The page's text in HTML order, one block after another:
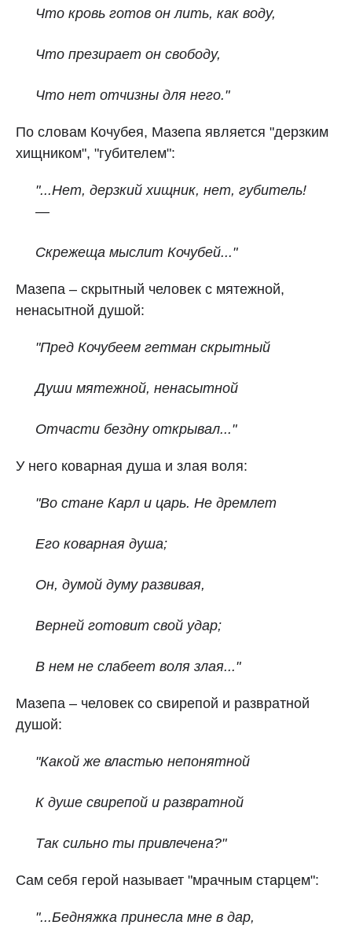
Что кровь готов он лить, как воду,
Что презирает он свободу,
Что нет отчизны для него."
По словам Кочубея, Мазепа является "дерзким
хищником", "губителем":
"...Нет, дерзкий хищник, нет, губитель!
—
Скрежеща мыслит Кочубей..."
Мазепа – скрытный человек с мятежной,
ненасытной душой:
"Пред Кочубеем гетман скрытный
Души мятежной, ненасытной
Отчасти бездну открывал..."
У него коварная душа и злая воля:
"Во стане Карл и царь. Не дремлет
Его коварная душа;
Он, думой думу развивая,
Верней готовит свой удар;
В нем не слабеет воля злая..."
Мазепа – человек со свирепой и развратной
душой:
"Какой же властью непонятной
К душе свирепой и развратной
Так сильно ты привлечена?"
Сам себя герой называет "мрачным старцем":
"...Бедняжка принесла мне в дар,